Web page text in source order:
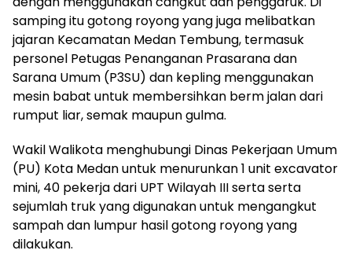
samping itu gotong royong yang juga melibatkan
jajaran Kecamatan Medan Tembung, termasuk
personel Petugas Penanganan Prasarana dan
Sarana Umum (P3SU) dan kepling menggunakan
mesin babat untuk membersihkan berm jalan dari
rumput liar, semak maupun gulma.
Wakil Walikota menghubungi Dinas Pekerjaan Umum
(PU) Kota Medan untuk menurunkan 1 unit excavator
mini, 40 pekerja dari UPT Wilayah III serta serta
sejumlah truk yang digunakan untuk mengangkut
sampah dan lumpur hasil gotong royong yang
dilakukan.